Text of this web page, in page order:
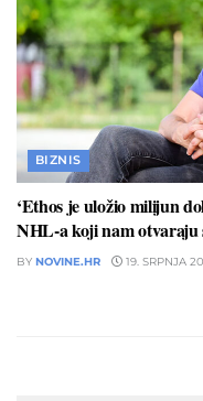
BIZNIS
‘Ethos je uložio milijun
NHL-a koji nam otvaraju
BY NOVINE.HR 19. SRPNJA